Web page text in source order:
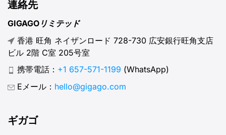
連絡先
GIGAGOリミテッド
香港 旺角 ネイザンロード 728-730 広安銀行旺角支店
ビル 2階 C室 205号室
携帯電話： +1 657-571-1199 (WhatsApp)
Eメール： hello@gigago.com
ギガゴ